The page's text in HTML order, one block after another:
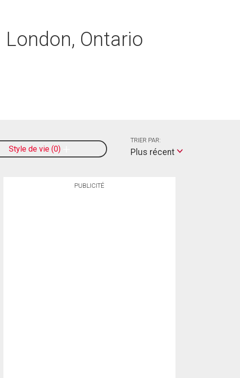
Ontario
Style de vie 0
TRIER PAR:
Plus récent
PUBLICITÉ